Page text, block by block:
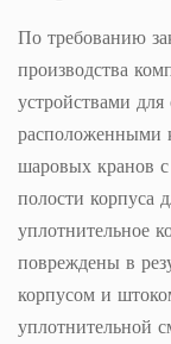
По требованию
производства
устройствами
расположенными
шаровых кранов
полости корпуса
уплотнительное
повреждены в
корпусом и
уплотнительной